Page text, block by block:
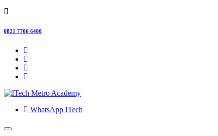
0821 7706 6400
WhatsApp ITech